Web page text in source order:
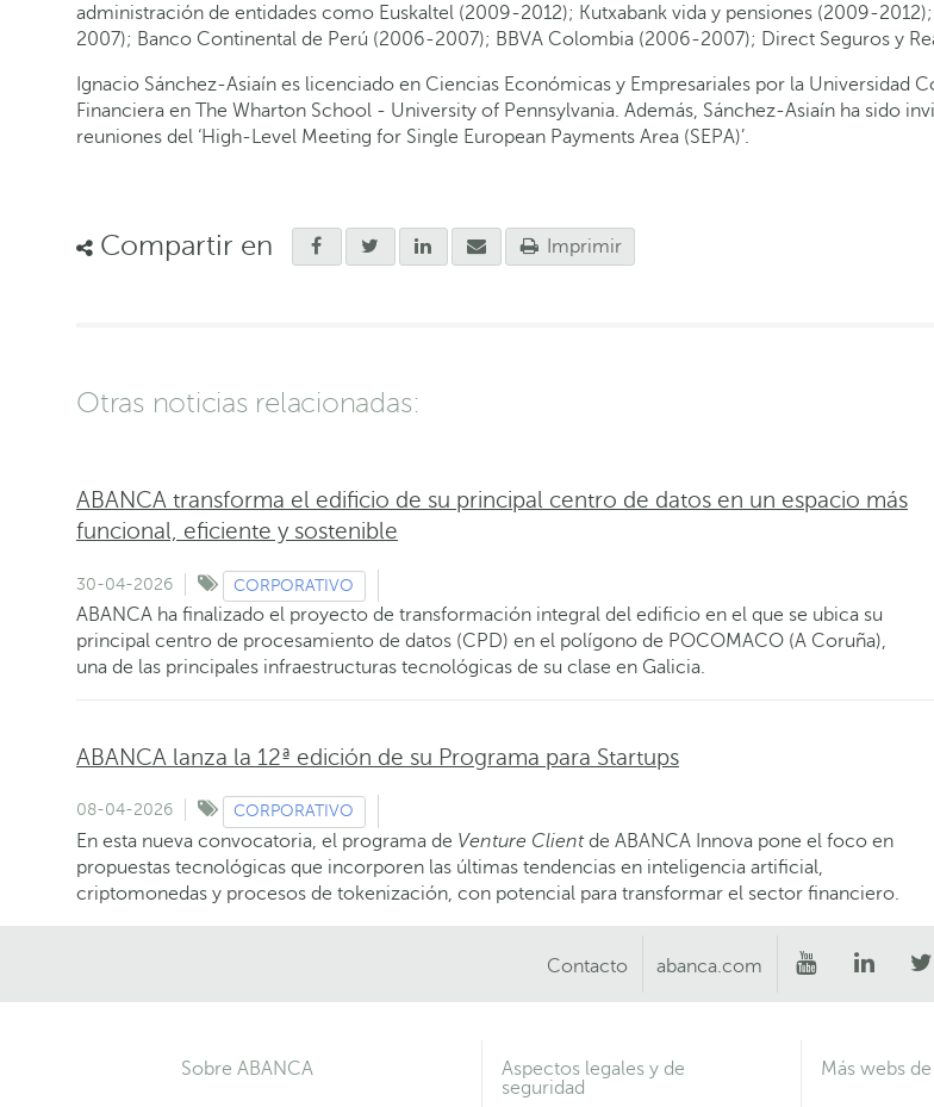
administración de entidades como Euskaltel (2009-2012); Kutxabank vida y pensiones (2009-
2007); Banco Continental de Perú (2006-2007); BBVA Colombia (2006-2007); Direct Seguros y
Ignacio Sánchez-Asiaín es licenciado en Ciencias Económicas y Empresariales por la Universidad
Financiera en The Wharton School - University of Pennsylvania. Además, Sánchez-Asiaín ha sido
reuniones del ‘High-Level Meeting for Single European Payments Area (SEPA)’.
Compartir en Imprimir
Otras noticias relacionadas:
ABANCA transforma el edificio de su principal centro de datos en un espacio más
funcional, eficiente y sostenible
30-04-2026 CORPORATIVO
ABANCA ha finalizado el proyecto de transformación integral del edificio en el que se ubica su
principal centro de procesamiento de datos (CPD) en el polígono de POCOMACO (A Coruña),
una de las principales infraestructuras tecnológicas de su clase en Galicia.
ABANCA lanza la 12ª edición de su Programa para Startups
08-04-2026 CORPORATIVO
En esta nueva convocatoria, el programa de Venture Clientde ABANCA Innova pone el foco en
propuestas tecnológicas que incorporen las últimas tendencias en inteligencia artificial,
criptomonedas y procesos de tokenización, con potencial para transformar el sector financiero.
Contacto abanca.com
Sobre ABANCA
Aspectos legales y de
seguridad
Más webs